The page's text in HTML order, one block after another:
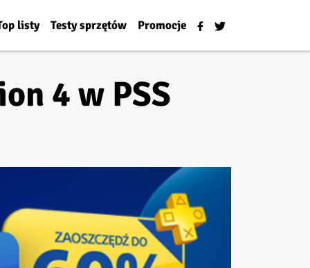
listy Testy sprzętów Promocje
4 w PSS